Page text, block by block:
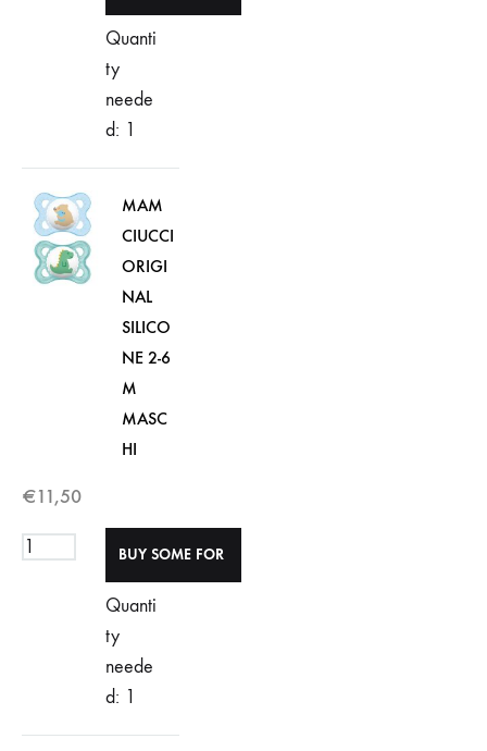
Quanti
ty
neede
d: 1
MAM
CIUCCI
ORIGI
NAL
SILICO
NE 2-6
M
MASC
HI
€11,50
Quanti
ty
neede
d: 1